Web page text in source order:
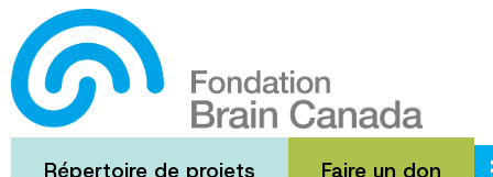
Passer
au
contenu
principal
Répertoire de projets Faire un don
Disrupting